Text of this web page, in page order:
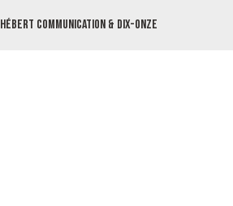
Hébert Communication & Dix-Onze